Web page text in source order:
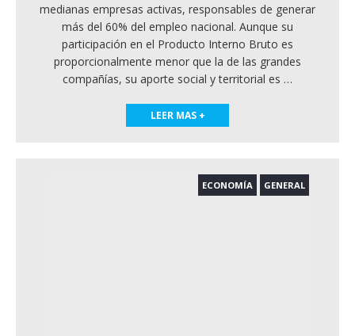
medianas empresas activas, responsables de generar
más del 60% del empleo nacional. Aunque su
participación en el Producto Interno Bruto es
proporcionalmente menor que la de las grandes
compañías, su aporte social y territorial es …
LEER MAS +
ECONOMÍA GENERAL